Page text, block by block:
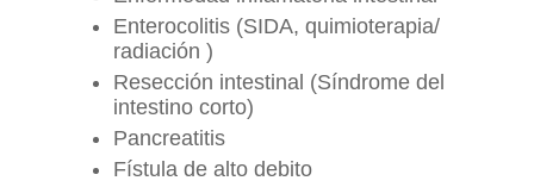
Enterocolitis (SIDA, quimioterapia/
radiación )
Resección intestinal (Síndrome del
intestino corto)
Pancreatitis
Fístula de alto debito